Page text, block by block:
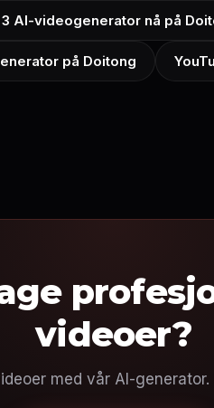
AI-videogenerator nå på
på Doitong
videoer?
med vår AI-